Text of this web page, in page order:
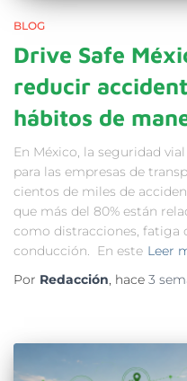
BLOG
Drive Safe
reducir
hábitos de
En México, la seguridad
para las empresas de
cientos de miles de
que más del 80% están
como distracciones, fatiga
conducción. En este Leer
Por Redacción, hace 3